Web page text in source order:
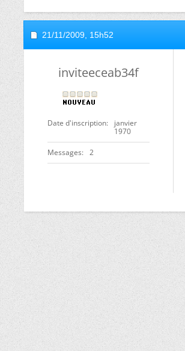
21/11/2009, 15h52
inviteeceab34f
Date d'inscription
janvier
1970
Messages 2